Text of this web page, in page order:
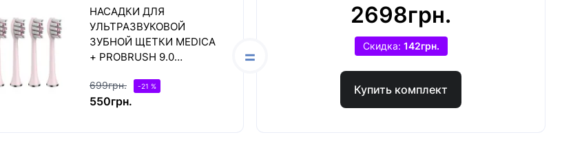
НАСАДКИ ДЛЯ
УЛЬТРАЗВУКОВОЙ
ЗУБНОЙ ЩЕТКИ MEDICA
+ PROBRUSH 9.0
ШТУКИ)
699грн. -21 %
550грн.
2698грн.
Скидка: 142грн.
Купить комплект